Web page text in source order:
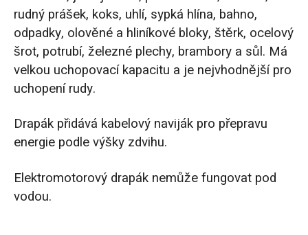
rudný prášek, koks, uhlí, sypká hlína, bahno,
odpadky, olověné a hliníkové bloky, štěrk, ocelový
šrot, potrubí, železné plechy, brambory a sůl. Má
velkou uchopovací kapacitu a je nejvhodnější pro
uchopení rudy.
Drapák přidává kabelový naviják pro přepravu
energie podle výšky zdvihu.
Elektromotorový drapák nemůže fungovat pod
vodou.